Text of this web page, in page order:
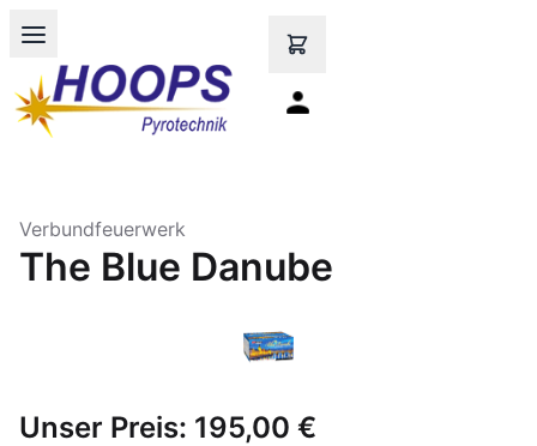
Open main menu
Verbundfeuerwerk
The Blue Danube
Unser Preis: 195,00 €